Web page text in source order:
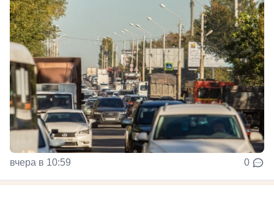
вчера в 10:59 0